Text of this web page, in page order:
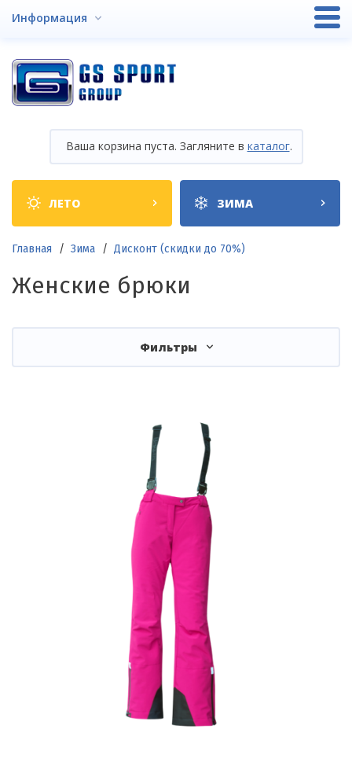
Информация
Ваша корзина пуста. Загляните в каталог.
Shop
categories
ЛЕТО ЗИМА
Строка
навигации
Главная Зима Дисконт (скидки до 70%)
Женские брюки
Фильтры